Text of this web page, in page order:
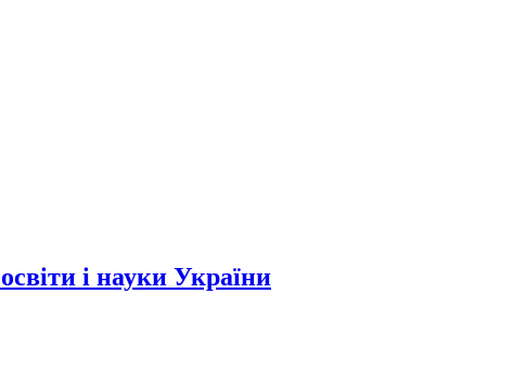
і науки України